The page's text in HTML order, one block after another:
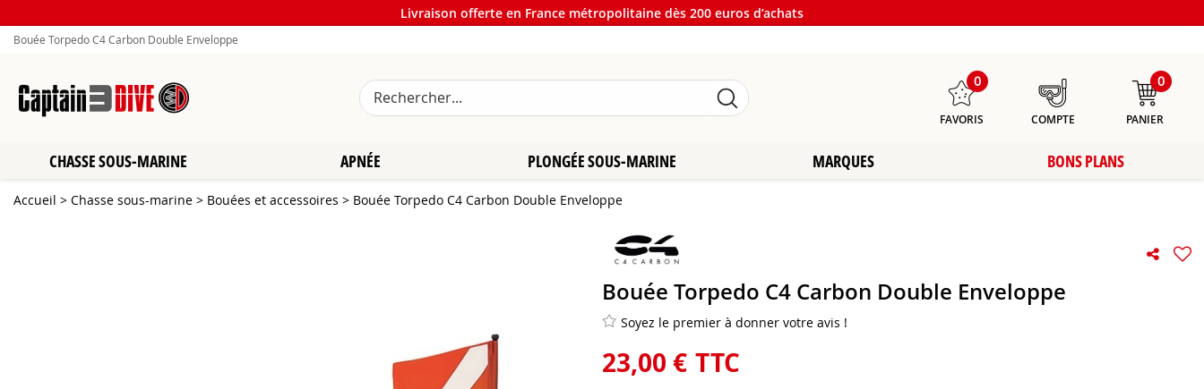
Livraison offerte en France métropolitaine dès 200 euros d’achats
Bouée Torpedo C4 Carbon Double Enveloppe
0
FAVORIS COMPTE
0
PANIER
CHASSE SOUS-MARINE APNÉE PLONGÉE SOUS-MARINE MARQUES BONS PLANS
Accueil > Chasse sous-marine > Bouées et accessoires > Bouée Torpedo C4 Carbon Double Enveloppe
Bouée Torpedo C4 Carbon Double Enveloppe
Soyez le premier à donner votre avis !
23,00 € TTC